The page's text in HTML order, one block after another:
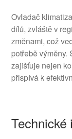
Ovladač
dílů, zvláště v
změnami, což
potřebě výměny.
zajišťuje nejen
přispívá k
Technické